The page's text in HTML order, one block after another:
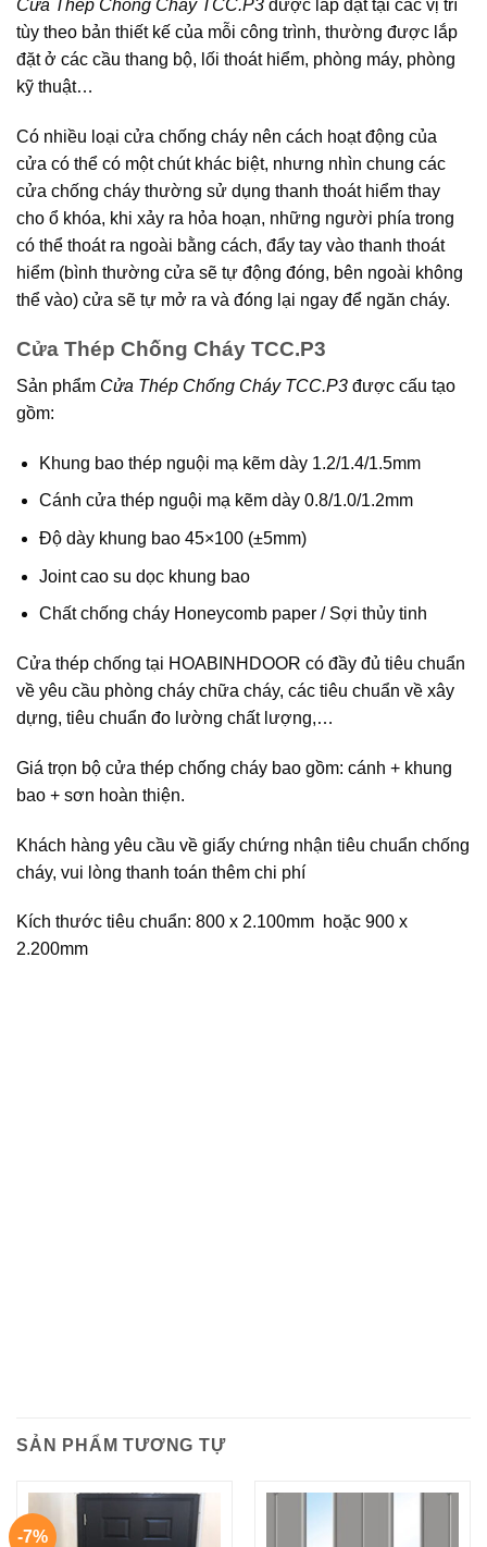
Cửa Thép Chống Cháy TCC.P3 được lắp đặt tại các vị trí
tùy theo bản thiết kế của mỗi công trình, thường được lắp
đặt ở các cầu thang bộ, lối thoát hiểm, phòng máy, phòng
kỹ thuật…
Có nhiều loại cửa chống cháy nên cách hoạt động của
cửa có thể có một chút khác biệt, nhưng nhìn chung các
cửa chống cháy thường sử dụng thanh thoát hiểm thay
cho ổ khóa, khi xảy ra hỏa hoạn, những người phía trong
có thể thoát ra ngoài bằng cách, đẩy tay vào thanh thoát
hiểm (bình thường cửa sẽ tự động đóng, bên ngoài không
thể vào) cửa sẽ tự mở ra và đóng lại ngay để ngăn cháy.
Cửa Thép Chống Cháy TCC.P3
Sản phẩm Cửa Thép Chống Cháy TCC.P3 được cấu tạo
gồm:
Khung bao thép nguội mạ kẽm dày 1.2/1.4/1.5mm
Cánh cửa thép nguội mạ kẽm dày 0.8/1.0/1.2mm
Độ dày khung bao 45×100 (±5mm)
Joint cao su dọc khung bao
Chất chống cháy Honeycomb paper / Sợi thủy tinh
Cửa thép chống tại HOABINHDOOR có đầy đủ tiêu chuẩn
về yêu cầu phòng cháy chữa cháy, các tiêu chuẩn về xây
dựng, tiêu chuẩn đo lường chất lượng,…
Giá trọn bộ cửa thép chống cháy bao gồm: cánh + khung
bao + sơn hoàn thiện.
Khách hàng yêu cầu về giấy chứng nhận tiêu chuẩn chống
cháy, vui lòng thanh toán thêm chi phí
Kích thước tiêu chuẩn: 800 x 2.100mm hoặc 900 x
2.200mm
SẢN PHẨM TƯƠNG TỰ
-7%